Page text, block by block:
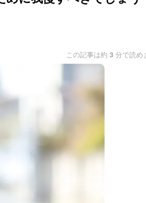
この記事は約 3 分で読め